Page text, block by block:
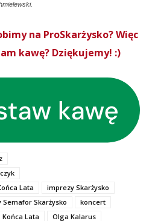
na ProSkarżysko? Więc
kawę? Dziękujemy! :)
Lata
imprezy Skarżysko
Semafor Skarżysko
koncert
Końca Lata
Olga Kalarus